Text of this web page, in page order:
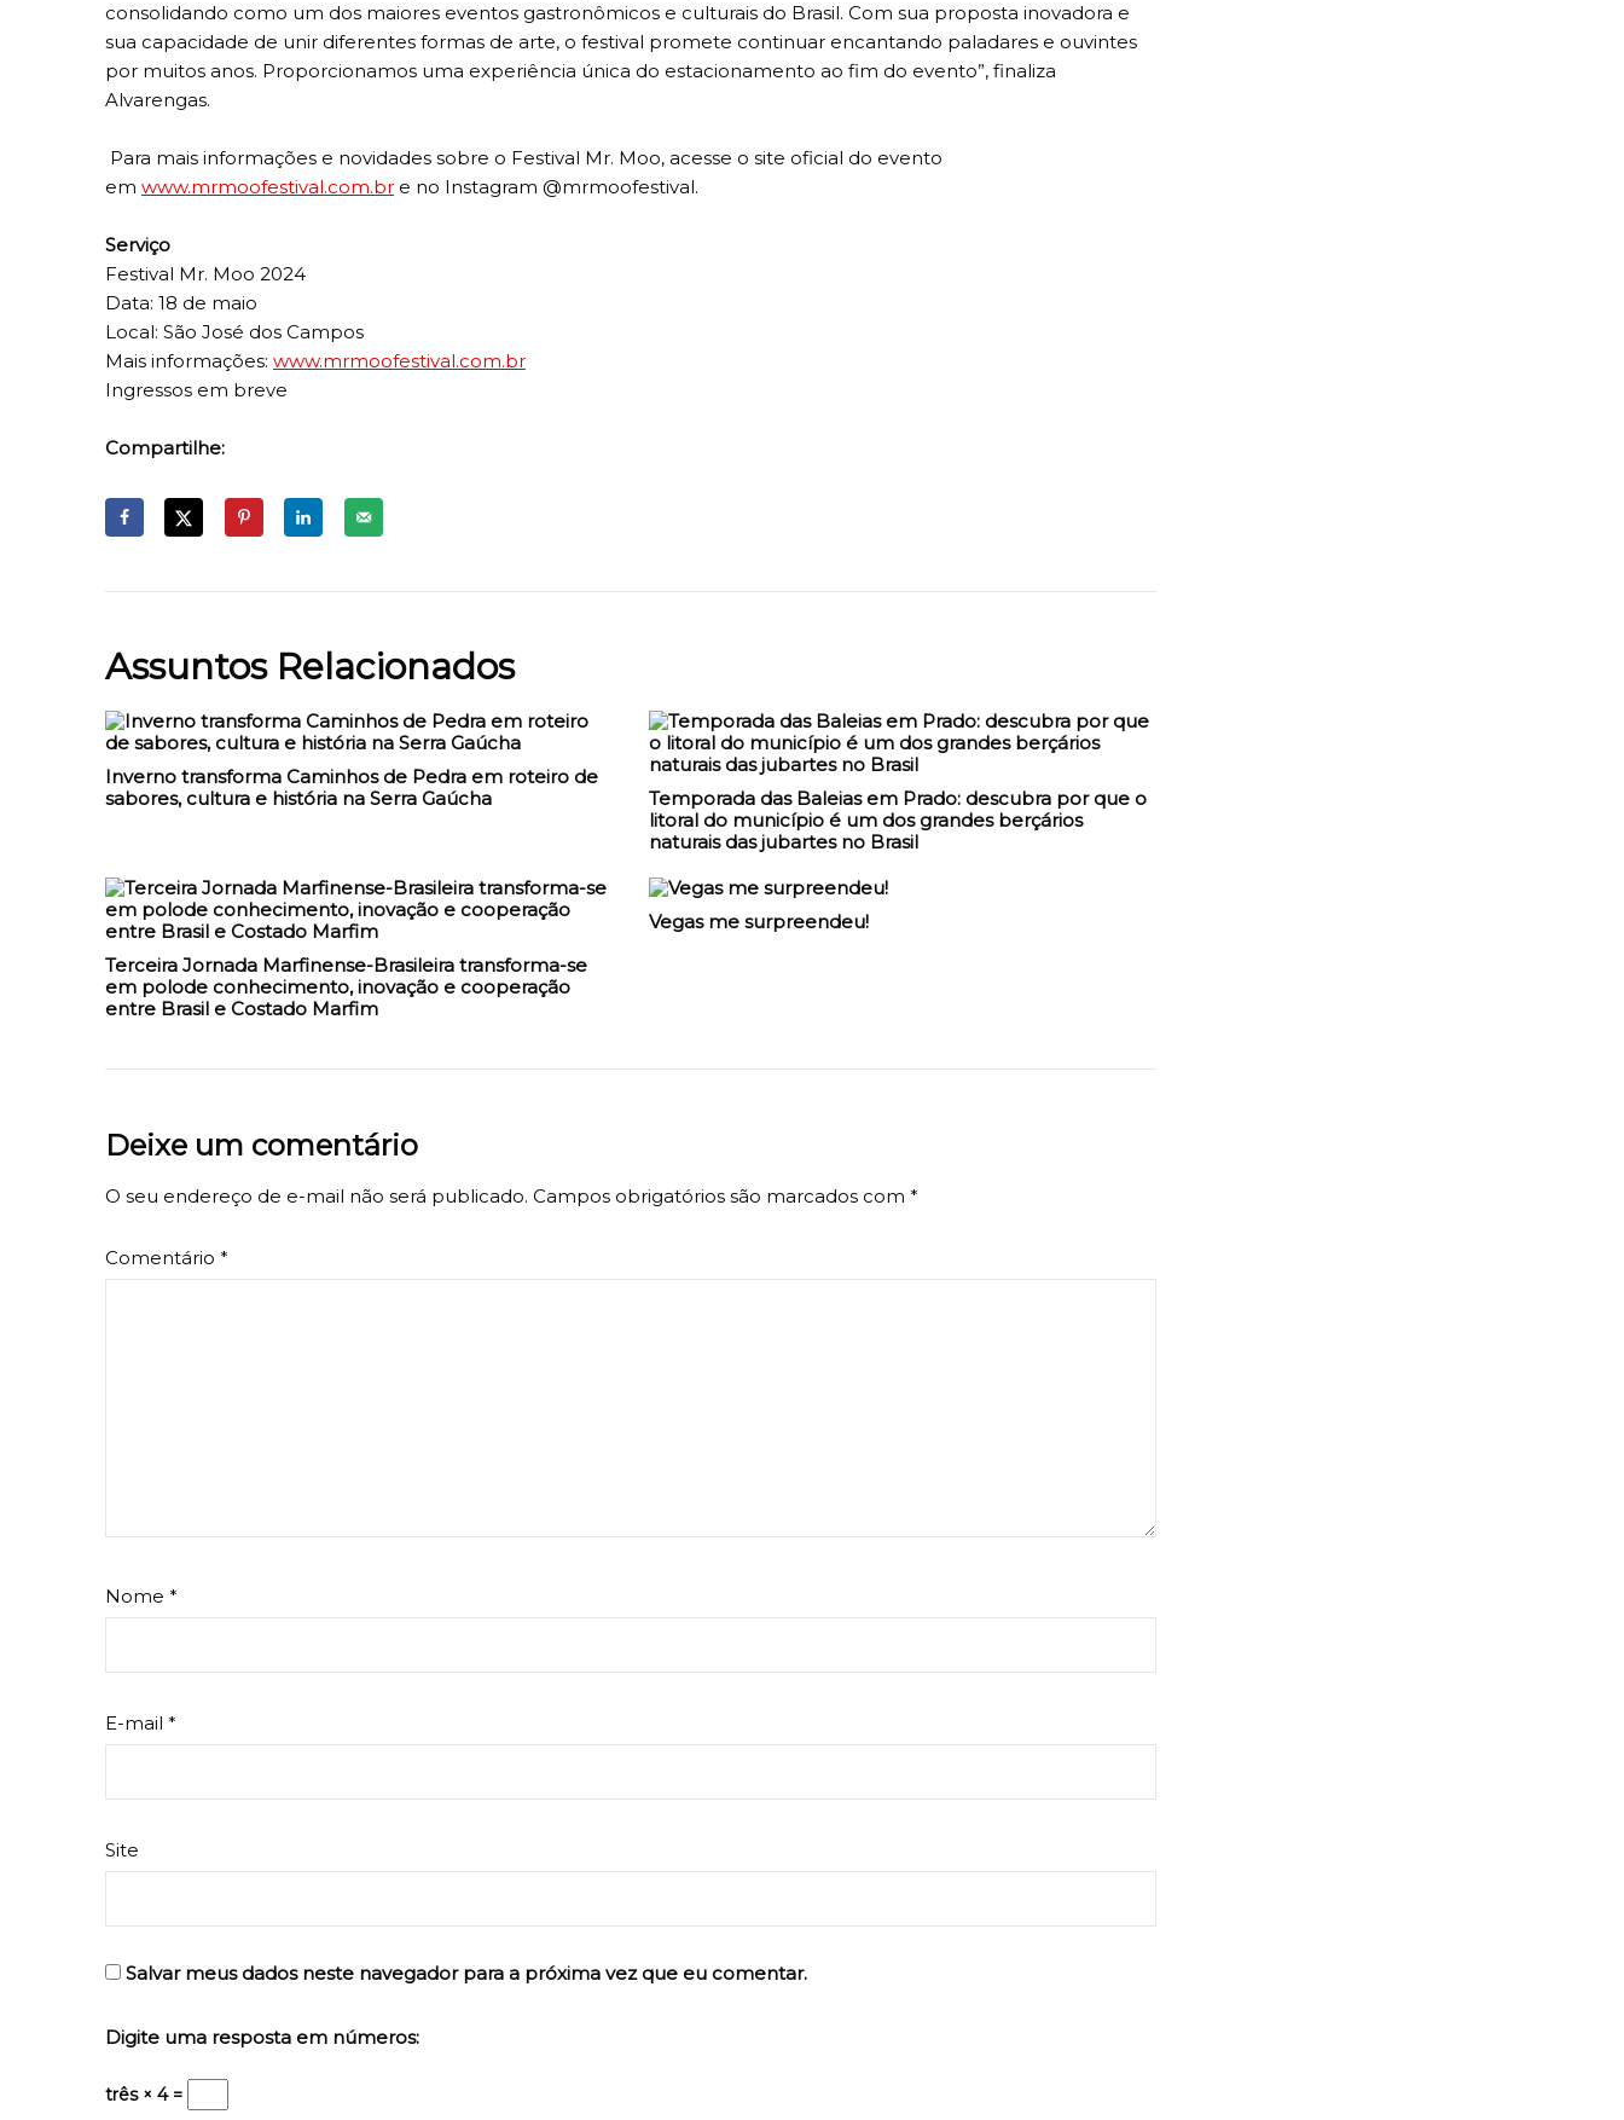
consolidando como um dos maiores eventos gastronômicos e culturais do Brasil. Com sua proposta inovadora e
sua capacidade de unir diferentes formas de arte, o festival promete continuar encantando paladares e ouvintes
por muitos anos. Proporcionamos uma experiência única do estacionamento ao fim do evento”, finaliza
Alvarengas.
Para mais informações e novidades sobre o Festival Mr. Moo, acesse o site oficial do evento
em www.mrmoofestival.com.br e no Instagram @mrmoofestival.
Serviço
Festival Mr. Moo 2024
Data: 18 de maio
Local: São José dos Campos
Mais informações: www.mrmoofestival.com.br
Ingressos em breve
Compartilhe:
Assuntos Relacionados
Inverno transforma Caminhos de Pedra em roteiro de
sabores, cultura e história na Serra Gaúcha
Temporada das Baleias em Prado: descubra por que o
litoral do município é um dos grandes berçários
naturais das jubartes no Brasil
Terceira Jornada Marfinense-Brasileira transforma-se
em polode conhecimento, inovação e cooperação
entre Brasil e Costado Marfim
Vegas me surpreendeu!
Deixe um comentário
O seu endereço de e-mail não será publicado. Campos obrigatórios são marcados com *
Comentário *
Nome *
E-mail *
Site
Salvar meus dados neste navegador para a próxima vez que eu comentar.
Digite uma resposta em números:
três × 4 =